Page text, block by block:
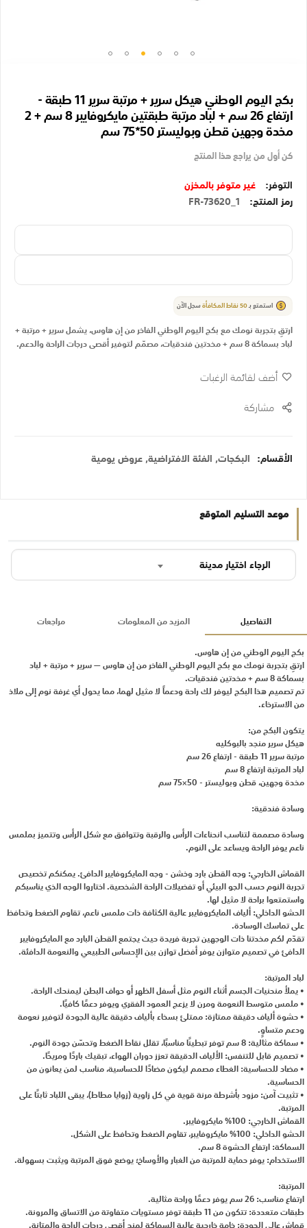
بداية
معرض
الصور
بكج اليوم الوطني هيكل سرير + مرتبة سرير 11 طبقة -
ارتفاع 26 سم + لباد مرتبة طبقتين مايكروفايبر 8 سم + 2
مخدة وجهين قطن وبوليستر 50*75 سم
كن أول من يراجع هذا المنتج
غير متوفر بالمخزن
رمز المنتج
FR-73620_1
استمتع بـ50نقاط المكافأةسجل الآن
ارتقِ بتجربة نومك مع بكج اليوم الوطني الفاخر من إن هاوس، يشمل سرير + مرتبة +
لباد بسماكة 8 سم + مخدتين فندقيات، مصمّم لتوفير أقصى درجات الراحة والدعم.
أضف لقائمة الرغبات
مشاركة
الأقسام: البكجات,الفئة الافتراضية,عروض يومية
موعد التسليم المتوقع
الرجاء اختيار مدينة
التفاصيل
بكج اليوم الوطني من إن هاوس.
ارتقِ بتجربة نومك مع بكج اليوم الوطني الفاخر من إن هاوس — سرير + مرتبة + لباد
بسماكة 8 سم + مخدتين فندقيات.
تم تصميم هذا البكج ليوفر لك راحة ودعماً لا مثيل لهما، مما يحول أي غرفة نوم إلى ملاذ
من الاسترخاء.
يتكون البكج من:
هيكل سرير منجد بالبوكليه
مرتبة سرير 11 طبقة - ارتفاع 26 سم
لباد المرتبة ارتفاع 8 سم
مخدة وجهين، قطن وبوليستر - 50×75 سم
وسادة فندقية:
وسادة مصممة لتناسب انحناءات الرأس والرقبة وتتوافق مع شكل الرأس وتتميز بملمس
ناعم يوفر الراحة ويساعد على النوم.
القماش الخارجي: وجه القطن بارد وخشن - وجه المايكروفايبر الدافئ. يمكنكم تخصيص
تجربة النوم حسب الجو البيئي أو تفضيلات الراحة الشخصية. اختاروا الوجه الذي يناسبكم
واستمتعوا براحة لا مثيل لها.
الحشو الداخلي: ألياف المايكروفايبر عالية الكثافة ذات ملمس ناعم، تقاوم الضغط وتحافظ
على تماسك الوسادة.
تقدّم لكم مخدتنا ذات الوجهين تجربة فريدة حيث يجتمع القطن البارد مع المايكروفايبر
الدافئ في تصميم متوازن يوفر أفضل توازن بين الإحساس الطبيعي والنعومة الدافئة.
لباد المرتبة:
• يملأ منحنيات الجسم أثناء النوم مثل أسفل الظهر أو حواف البطن ليمنحك الراحة.
• ملمس متوسط النعومة ومرن لا يزعج العمود الفقري ويوفر دعمًا كافيًا.
• حشوة ألياف دقيقة ممتازة: ممتلئ بسخاء بألياف دقيقة عالية الجودة لتوفير نعومة
ودعم متساوٍ.
• سماكة مثالية: 8 سم توفر تبطينًا مناسبًا، تقلل نقاط الضغط وتحسّن جودة النوم.
• تصميم قابل للتنفس: الألياف الدقيقة تعزز دوران الهواء، تبقيك باردًا ومريحًا.
• مضاد للحساسية: الغطاء مصمم ليكون مضادًا للحساسية، مناسب لمن يعانون من
الحساسية.
• تثبيت آمن: مزود بأشرطة مرنة قوية في كل زاوية (زوايا مطاط)، يبقى اللباد ثابتًا على
المرتبة.
القماش الخارجي: 100% مايكروفايبر.
الحشو الداخلي: 100% مايكروفايبر، تقاوم الضغط وتحافظ على الشكل.
السماكة: ارتفاع الحشوة 8 سم.
الاستخدام: يوفر حماية للمرتبة من الغبار والأوساخ؛ يوضع فوق المرتبة ويثبت بسهولة.
المرتبة:
ارتفاع مناسب: 26 سم يوفر دعمًا وراحة مثالية.
طبقات متعددة: تتكون من 11 طبقة توفر مستويات متفاوتة من الاتساق والمرونة.
المزيد من المعلومات مراجعات